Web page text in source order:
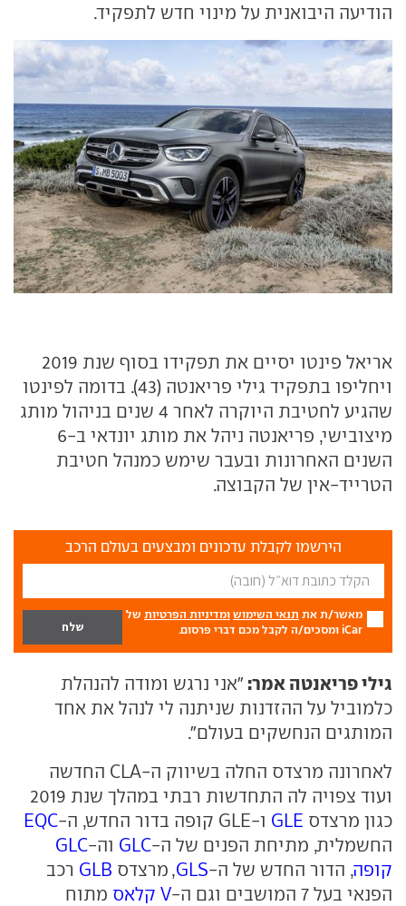
הודיעה היבואנית על מינוי חדש לתפקיד.
אריאל פינטו יסיים את תפקידו בסוף שנת 2019
ויחליפו בתפקיד גילי פריאנטה (43). בדומה לפינטו
שהגיע לחטיבת היוקרה לאחר 4 שנים בניהול מותג
מיצובישי, פריאנטה ניהל את מותג יונדאי ב-6
השנים האחרונות ובעבר שימש כמנהל חטיבת
הטרייד-אין של הקבוצה.
הירשמו לקבלת עדכונים ומבצעים בעולם הרכב
מאשר/ת את תנאי השימוש ומדיניות הפרטיות של
iCar ומסכים/ה לקבל מכם דברי פרסום.
גילי פריאנטה אמר: "אני נרגש ומודה להנהלת
כלמוביל על ההזדנות שניתנה לי לנהל את אחד
המותגים הנחשקים בעולם".
לאחרונה מרצדס החלה בשיווק ה-CLA החדשה
ועוד צפויה לה התחדשות רבתי במהלך שנת 2019
כגון מרצדס GLE ו-GLE קופה בדור החדש, ה-
EQC
החשמלית, מתיחת הפנים של ה-GLC וה-GLC
קופה, הדור החדש של ה-GLS, מרצדס GLB רכב
הפנאי בעל 7 המושבים וגם ה-
V קלאס
מתוח